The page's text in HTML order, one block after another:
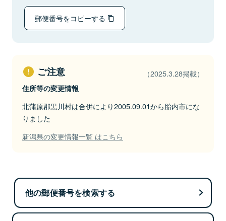
郵便番号をコピーする
ご注意 （2025.3.28掲載）
住所等の変更情報
北蒲原郡黒川村は合併により2005.09.01から胎内市にな
りました
新潟県の変更情報一覧 はこちら
他の郵便番号を検索する